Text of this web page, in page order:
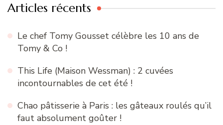
Articles récents
Le chef Tomy Gousset célèbre les 10 ans de
Tomy & Co !
This Life (Maison Wessman) : 2 cuvées
incontournables de cet été !
Chao pâtisserie à Paris : les gâteaux roulés qu’il
faut absolument goûter !